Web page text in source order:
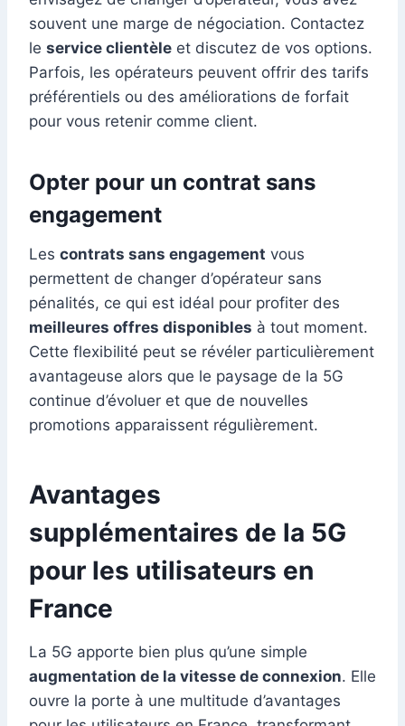
souvent une marge de négociation. Contactez
le service clientèle et discutez de vos options.
Parfois, les opérateurs peuvent offrir des tarifs
préférentiels ou des améliorations de forfait
pour vous retenir comme client.
Opter pour un contrat sans
engagement
Les contrats sans engagement vous
permettent de changer d’opérateur sans
pénalités, ce qui est idéal pour profiter des
meilleures offres disponibles à tout moment.
Cette flexibilité peut se révéler particulièrement
avantageuse alors que le paysage de la 5G
continue d’évoluer et que de nouvelles
promotions apparaissent régulièrement.
Avantages
supplémentaires de la 5G
pour les utilisateurs en
France
La 5G apporte bien plus qu’une simple
augmentation de la vitesse de connexion. Elle
ouvre la porte à une multitude d’avantages